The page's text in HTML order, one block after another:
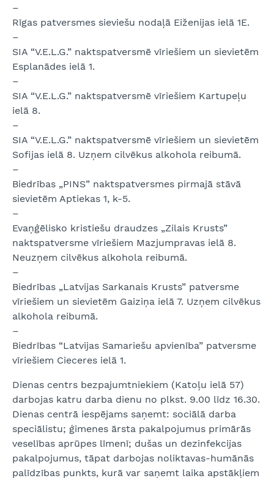
–
Rīgas patversmes sieviešu nodaļā Eiženijas ielā 1E.
–
SIA “V.E.L.G.” naktspatversmē vīriešiem un sievietēm
Esplanādes ielā 1.
–
SIA “V.E.L.G.” naktspatversmē vīriešiem Kartupeļu
ielā 8.
–
SIA “V.E.L.G.” naktspatversmē vīriešiem un sievietēm
Sofijas ielā 8. Uzņem cilvēkus alkohola reibumā.
–
Biedrības „PINS” naktspatversmes pirmajā stāvā
sievietēm Aptiekas 1, k-5.
–
Evaņģēlisko kristiešu draudzes „Zilais Krusts”
naktspatversme vīriešiem Mazjumpravas ielā 8.
Neuzņem cilvēkus alkohola reibumā.
–
Biedrības „Latvijas Sarkanais Krusts” patversme
vīriešiem un sievietēm Gaiziņa ielā 7. Uzņem cilvēkus
alkohola reibumā.
–
Biedrības “Latvijas Samariešu apvienība” patversme
vīriešiem Cieceres ielā 1.
Dienas centrs bezpajumtniekiem (Katoļu ielā 57)
darbojas katru darba dienu no plkst. 9.00 līdz 16.30.
Dienas centrā iespējams saņemt: sociālā darba
speciālistu; ģimenes ārsta pakalpojumus primārās
veselības aprūpes līmenī; dušas un dezinfekcijas
pakalpojumus, tāpat darbojas noliktavas-humānās
palīdzības punkts, kurā var saņemt laika apstākļiem